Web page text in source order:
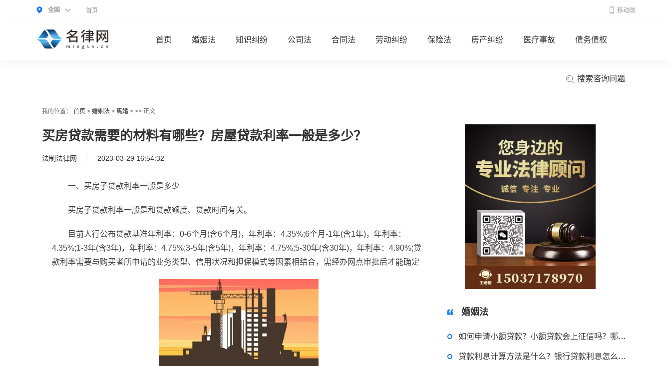
全国 首页 移动端
首页 婚姻法 知识纠纷 公司法 合同法 劳动纠纷 保险法 房产纠纷 医疗事故 债务债权
搜索咨询问题
我的位置： 首页 > 婚姻法 > 离婚 > >> 正文
买房贷款需要的材料有哪些？房屋贷款利率一般是多少？
法制法律网 2023-03-29 16:54:32
一、买房子贷款利率一般是多少
买房子贷款利率一般是和贷款额度、贷款时间有关。
目前人行公布贷款基准年利率：0-6个月(含6个月)，年利率：4.35%;6个月-1年(含1年)，年利率：
4.35%;1-3年(含3年)，年利率：4.75%;3-5年(含5年)，年利率：4.75%;5-30年(含30年)，年利率：4.90%;贷
款利率需要与购买者所申请的业务类型、信用状况和担保模式等因素相结合，需经办网点审批后才能确定
婚姻法
如何申请小额贷款？小额贷款会上征信吗？哪里可以申请小额贷款？
贷款利息计算方法是什么？银行贷款利息怎么算？贷款利息怎么算？